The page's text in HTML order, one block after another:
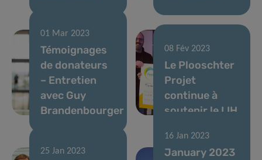
01 Mar 2023
Témoignages
de donateurs
– Entretien
avec Guy
Brandenbourger
08 Fév 2023
Le Plooschter
Projet
continue à
soutenir le LIH
25 Jan 2023
16 Jan 2023
January 2023